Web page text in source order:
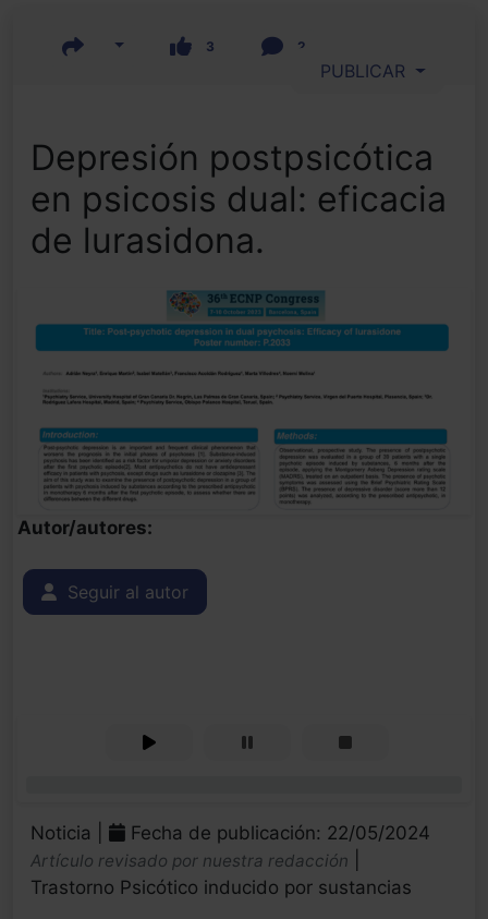
3 2
PUBLICAR
Depresión postpsicótica
en psicosis dual: eficacia
de lurasidona.
Autor/autores:
Seguir al autor
Noticia | Fecha de publicación: 22/05/2024
Artículo revisado por nuestra redacción
Trastorno Psicótico inducido por sustancias